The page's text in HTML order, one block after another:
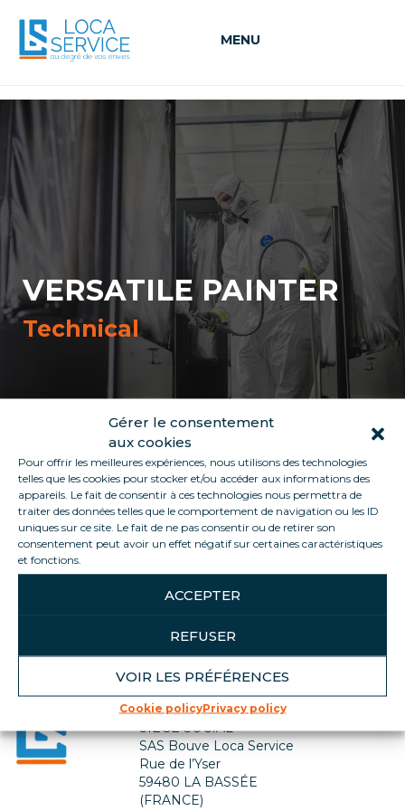
Gérer le consentement
aux cookies
Pour offrir les meilleures expériences, nous utilisons des technologies
telles que les cookies pour stocker et/ou accéder aux informations des
appareils. Le fait de consentir à ces technologies nous permettra de
traiter des données telles que le comportement de navigation ou les ID
uniques sur ce site. Le fait de ne pas consentir ou de retirer son
consentement peut avoir un effet négatif sur certaines caractéristiques
et fonctions.
ACCEPTER
REFUSER
VOIR LES PRÉFÉRENCES
Cookie policyPrivacy policy
MENU
VERSATILE PAINTER
Technical
Back to jobs list
Contact us
SIÈGE SOCIAL
SAS Bouve Loca Service
Rue de l’Yser
59480 LA BASSÉE
(FRANCE)